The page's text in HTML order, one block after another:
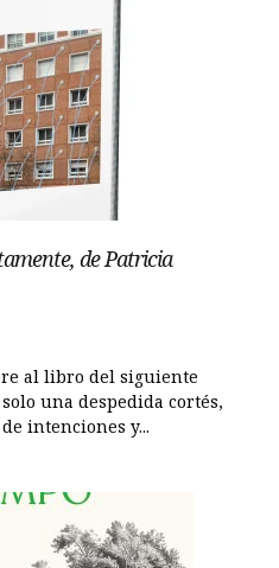
de Patricia
al libro del siguiente
una despedida cortés,
intenciones y...